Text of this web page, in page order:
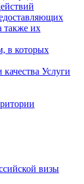
также их
в которых
Услуги
визы